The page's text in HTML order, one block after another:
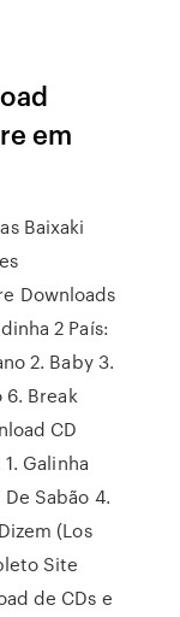
em
Baixaki
Downloads
2 País:
2. Baby 3.
6. Break
CD
Galinha
Sabão 4.
(Los
Site
de CDs e